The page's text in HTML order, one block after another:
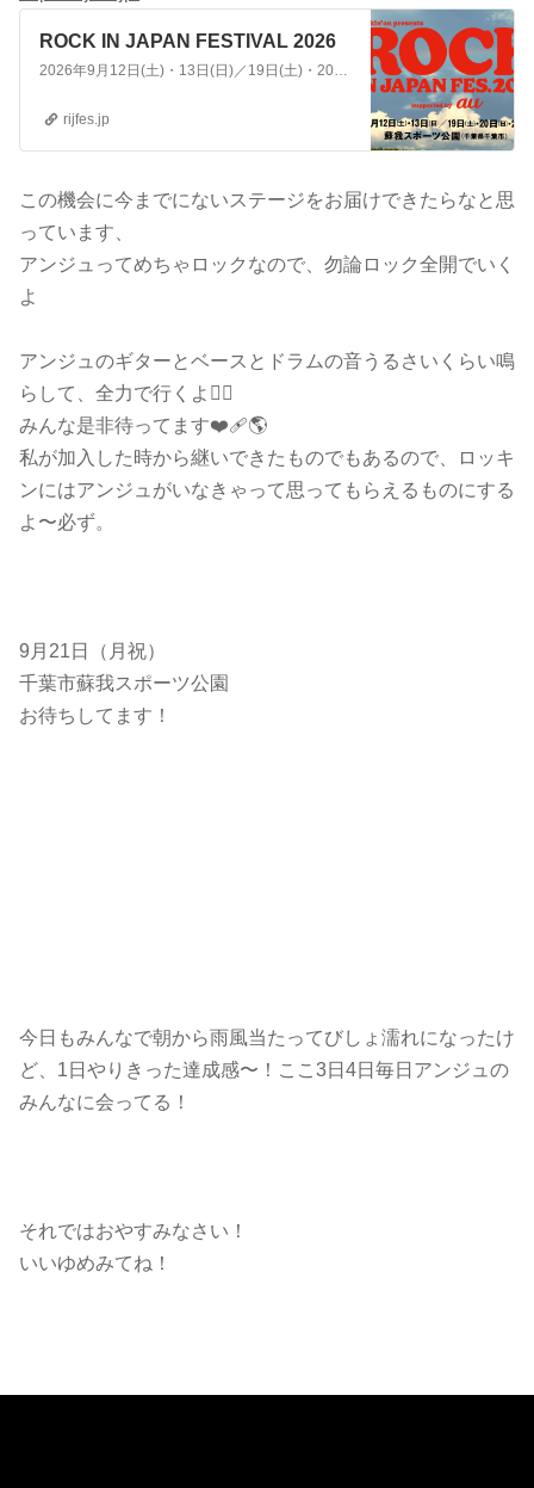
ROCK IN JAPAN FESTIVAL 2026
2026年9月12日(土)・13日(日)／19日(土)・20日(日)・21日(月・祝)の5日間、千葉市蘇我スポーツ公園にて開催!!
rijfes.jp
この機会に今までにないステージをお届けできたらなと思
っています、
アンジュってめちゃロックなので、勿論ロック全開でいく
よ
アンジュのギターとベースとドラムの音うるさいくらい鳴
らして、全力で行くよ❤️‍🔥
みんな是非待ってます❤️‍🩹🌎
私が加入した時から継いできたものでもあるので、ロッキ
ンにはアンジュがいなきゃって思ってもらえるものにする
よ〜必ず。
9月21日（月祝）
千葉市蘇我スポーツ公園
お待ちしてます！
今日もみんなで朝から雨風当たってびしょ濡れになったけ
ど、1日やりきった達成感〜！ここ3日4日毎日アンジュの
みんなに会ってる！
それではおやすみなさい！
いいゆめみてね！